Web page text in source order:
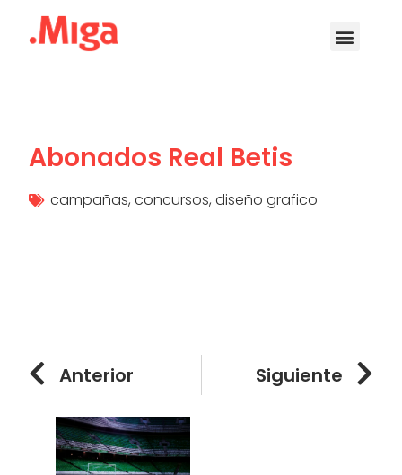
Abonados Real Betis
campañas,concursos,diseño grafico
Anterior Siguiente